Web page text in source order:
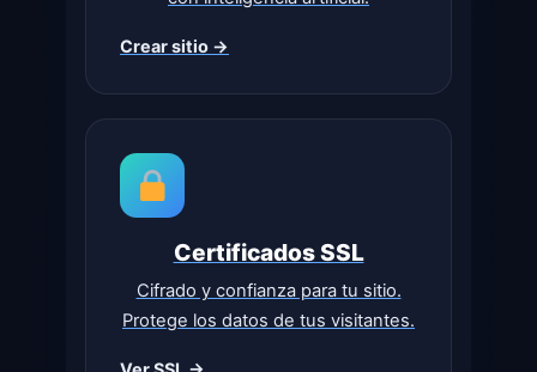
Crear sitio →
Certificados SSL
Cifrado y confianza para tu sitio.
Protege los datos de tus visitantes.